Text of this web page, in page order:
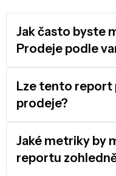
Jak často byste
Prodeje podle
Lze tento report
prodeje?
Jaké metriky by
reportu